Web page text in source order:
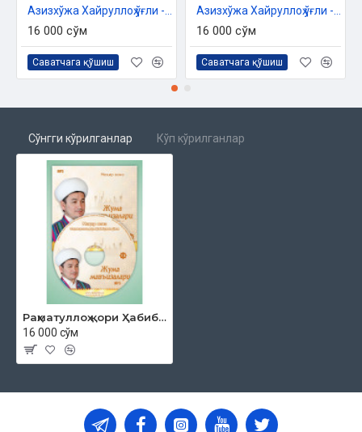
16 000 сўм
Саватчага қўшиш
16 000 сўм
Саватчага қўшиш
Сўнгги кўрилганлар Кўп кўрилганлар
Раҳматуллоҳ қори Ҳабибуллоҳ ўғли «Жумъа мавъизалари» 13-диск (МР3)
16 000 сўм